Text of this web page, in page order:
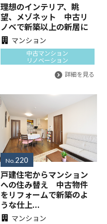
理想のインテリア、眺
望、メゾネット 中古リ
ノベで新築以上の新居に
マンション
中古マンション
リノベーション
詳細を見る
No. 220
戸建住宅からマンション
への住み替え 中古物件
をリフォームで新築のよ
うな仕上...
マンション